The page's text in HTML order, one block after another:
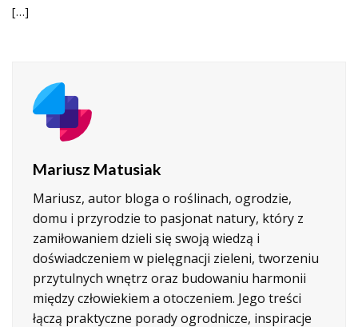
[…]
Mariusz Matusiak
Mariusz, autor bloga o roślinach, ogrodzie,
domu i przyrodzie to pasjonat natury, który z
zamiłowaniem dzieli się swoją wiedzą i
doświadczeniem w pielęgnacji zieleni, tworzeniu
przytulnych wnętrz oraz budowaniu harmonii
między człowiekiem a otoczeniem. Jego treści
łączą praktyczne porady ogrodnicze, inspiracje